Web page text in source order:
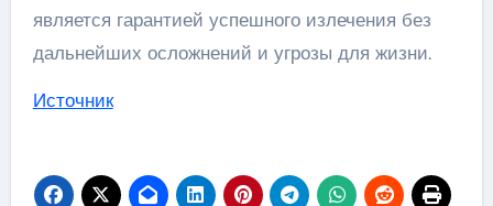
является гарантией успешного излечения без
дальнейших осложнений и угрозы для жизни.
Источник